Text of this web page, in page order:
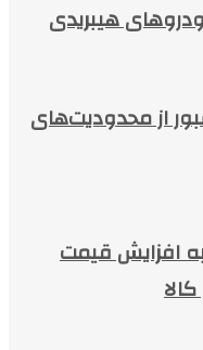
هیبریدی
از محدودیت‌های
به افزایش قیمت